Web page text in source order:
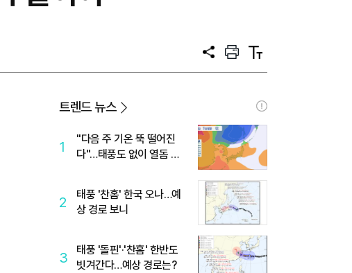
공
프
트
텍
트
트렌드 뉴스
1
"다음 주 기온 뚝 떨어진
다"…태풍도 없이 열돔 박
2
태풍 '찬홈' 한국 오나…예
상 경로 보니
3
태풍 '돌핀'·'찬홈' 한반도
빗겨간다…예상 경로는?